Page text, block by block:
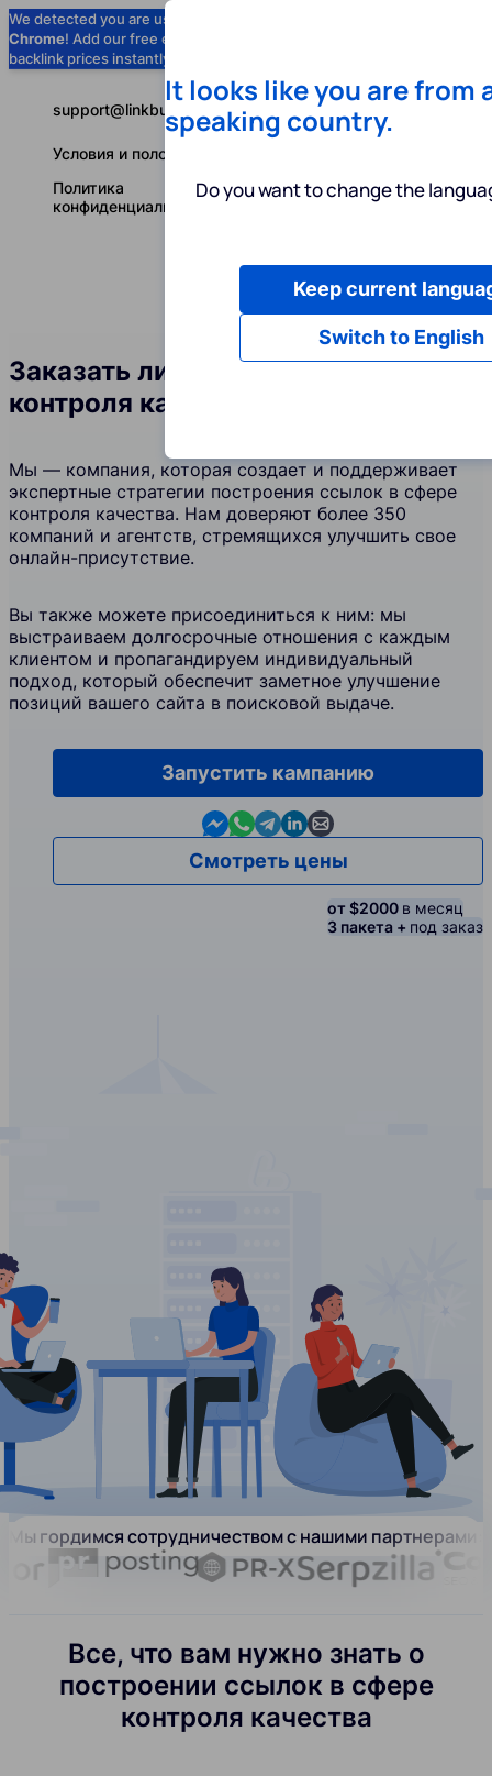
We detected you are using
Chrome! Add our free extension to check
backlink prices instantly as you browse.
Услуги
Русский
support@linkbuilder.com
Условия и положения
Политика
конфиденциальности
Заказать линкбилдинг в сфере
контроля качества
Мы — компания, которая создает и поддерживает
экспертные стратегии построения ссылок в сфере
контроля качества. Нам доверяют более 350
компаний и агентств, стремящихся улучшить свое
онлайн-присутствие.
Вы также можете присоединиться к ним: мы
выстраиваем долгосрочные отношения с каждым
клиентом и пропагандируем индивидуальный
подход, который обеспечит заметное улучшение
позиций вашего сайта в поисковой выдаче.
Запустить кампанию
Contact us in Messenger
Contact us in WhatsApp
Contact us in Telegram
Contact us in Linkedin
Contact us by email
Смотреть цены
от $2000 в месяц
3 пакета + под заказ
Мы гордимся сотрудничеством с нашими партнерами:
Все, что вам нужно знать о
построении ссылок в сфере
контроля качества
It looks like you are from
speaking country.
Do you want to change the
Switch to English
Keep current